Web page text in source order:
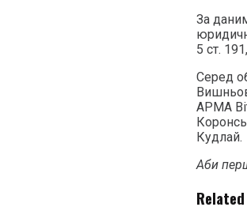
За
5 ст.
Серед
АРМА
Кудлай.
Аби